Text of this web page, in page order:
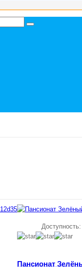
Доступность:
Пансионат